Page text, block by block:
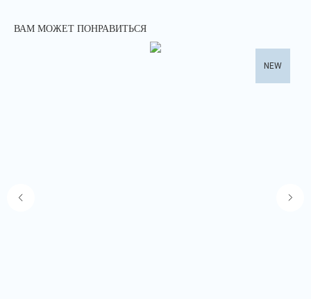
ВАМ МОЖЕТ ПОНРАВИТЬСЯ
NEW